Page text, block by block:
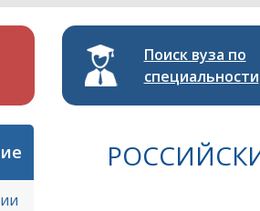
Поиск вуза по
специальности